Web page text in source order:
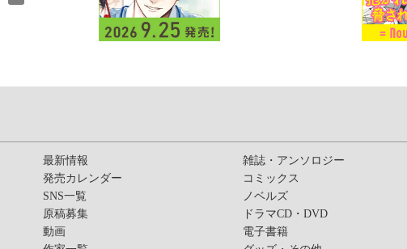
最新情報
発売カレンダー
SNS一覧
原稿募集
動画
雑誌・アンソロジー
コミックス
ノベルズ
ドラマCD・DVD
電子書籍